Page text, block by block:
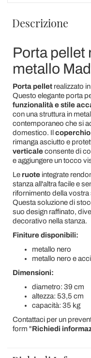
Descrizione
Porta pellet
metallo
Porta pelletrealizzato in
Questo elegante porta
funzionalità e stile
con una struttura in
contemporaneo che si
domestico. Il
rimanga asciutto e
verticaleconsente di
e aggiungere un tocco
Le ruote integrate
stanza all'altra facile e
rifornimento della
Questa soluzione di
suo design raffinato,
decorativo nella stanza.
Finiture disponibili:
metallo nero
metallo nero e
Dimensioni:
diametro: 39 cm
altezza: 53,5 cm
capacità: 35 kg
Contattaci per un
form "Richiedi